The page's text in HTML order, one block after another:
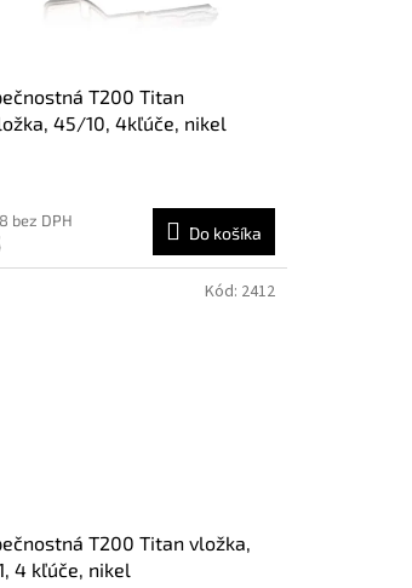
T200 Titan
45/10, 4kľúče, nikel
bez DPH
Do košíka
T200 Titan vložka,
4 kľúče, nikel
Kód: 2412